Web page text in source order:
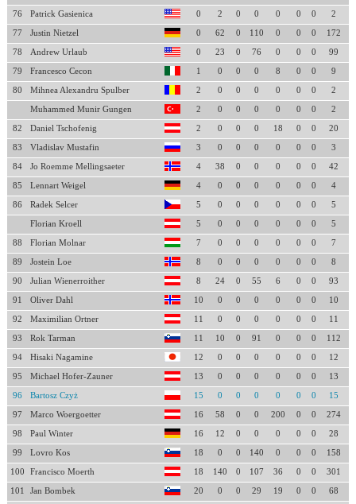
76 Patrick Gasienica 0 2 0 0 0 0 0 2
77 Justin Nietzel 0 62 0 110 0 0 0 172
78 Andrew Urlaub 0 23 0 76 0 0 0 99
79 Francesco Cecon 1 0 0 0 8 0 0 9
80 Mihnea Alexandru Spulber 2 0 0 0 0 0 0 2
Muhammed Munir Gungen 2 0 0 0 0 0 0 2
82 Daniel Tschofenig 2 0 0 0 18 0 0 20
83 Vladislav Mustafin 3 0 0 0 0 0 0 3
84 Jo Roemme Mellingsaeter 4 38 0 0 0 0 0 42
85 Lennart Weigel 4 0 0 0 0 0 0 4
86 Radek Selcer 5 0 0 0 0 0 0 5
Florian Kroell 5 0 0 0 0 0 0 5
88 Florian Molnar 7 0 0 0 0 0 0 7
89 Jostein Loe 8 0 0 0 0 0 0 8
90 Julian Wienerroither 8 24 0 55 6 0 0 93
91 Oliver Dahl 10 0 0 0 0 0 0 10
92 Maximilian Ortner 11 0 0 0 0 0 0 11
93 Rok Tarman 11 10 0 91 0 0 0 112
94 Hisaki Nagamine 12 0 0 0 0 0 0 12
95 Michael Hofer-Zauner 13 0 0 0 0 0 0 13
96 Bartosz Czyż 15 0 0 0 0 0 0 15
97 Marco Woergoetter 16 58 0 0 200 0 0 274
98 Paul Winter 16 12 0 0 0 0 0 28
99 Lovro Kos 18 0 0 140 0 0 0 158
100 Francisco Moerth 18 140 0 107 36 0 0 301
101 Jan Bombek 20 0 0 29 19 0 0 68